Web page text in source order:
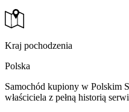
Kraj pochodzenia
Polska
Samochód kupiony w Polskim
właściciela z pełną historią